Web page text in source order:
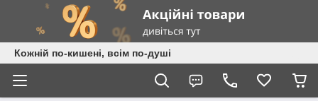
Кожній по-кишені, всім по-душі